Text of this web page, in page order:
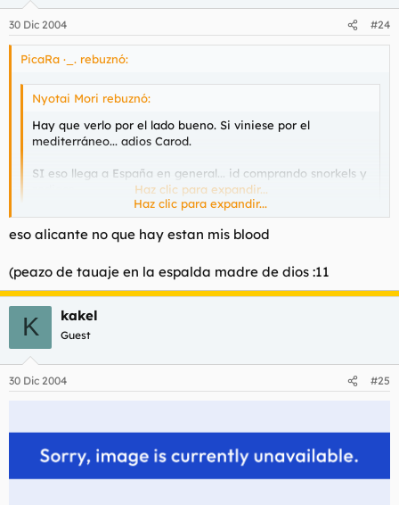
30 Dic 2004 #24
PicaRa ·_. rebuznó:
Nyotai Mori rebuznó:
Hay que verlo por el lado bueno. Si viniese por el
mediterráneo... adios Carod.
SI eso llega a España en general... id comprando snorkels y
Haz clic para expandir...
SI llegase a eppaña, ya nos podemos agarrar de las trenzas :?
Haz clic para expandir...
eso alicante no que hay estan mis blood
(peazo de tauaje en la espalda madre de dios :11
K kakel
Guest
30 Dic 2004 #25